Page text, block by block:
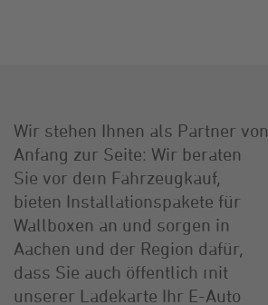
Wir stehen Ihnen als Partner von
Anfang zur Seite: Wir beraten
Sie vor dem Fahrzeugkauf,
bieten Installationspakete für
Wallboxen an und sorgen in
Aachen und der Region dafür,
dass Sie auch öffentlich mit
unserer Ladekarte Ihr E-Auto